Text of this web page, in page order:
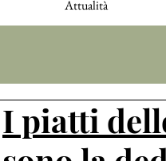
Attualità
I piatti